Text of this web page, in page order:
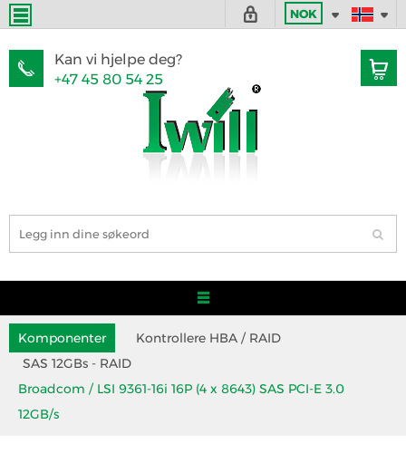
NOK
Kan vi hjelpe deg?
+47 45 80 54 25
Komponenter
Kontrollere HBA / RAID
SAS 12GBs - RAID
Broadcom / LSI 9361-16i 16P (4 x 8643) SAS PCI-E 3.0
12GB/s